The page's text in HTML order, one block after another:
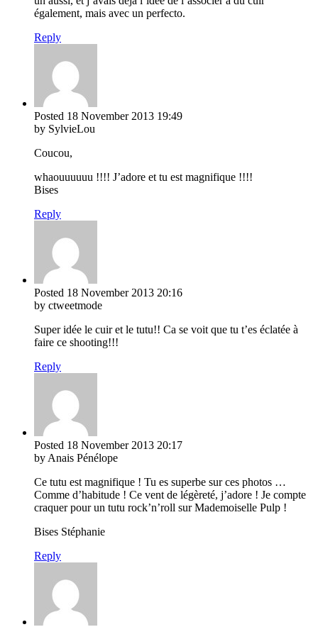
également, mais avec un perfecto.
Reply
Posted 18 November 2013 19:49
by SylvieLou
Coucou,
whaouuuuuu !!!! J’adore et tu est magnifique !!!!
Bises
Reply
Posted 18 November 2013 20:16
by ctweetmode
Super idée le cuir et le tutu!! Ca se voit que tu t’es éclatée à
faire ce shooting!!!
Reply
Posted 18 November 2013 20:17
by Anais Pénélope
Ce tutu est magnifique ! Tu es superbe sur ces photos …
Comme d’habitude ! Ce vent de légèreté, j’adore ! Je compte
craquer pour un tutu rock’n’roll sur Mademoiselle Pulp !
Bises Stéphanie
Reply